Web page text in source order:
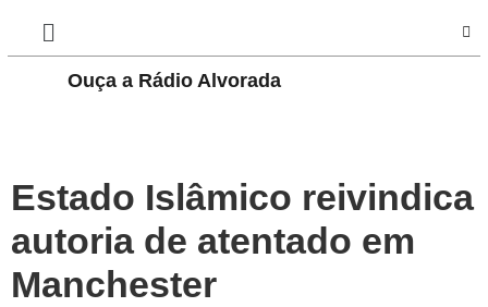
Ouça a Rádio Alvorada
Estado Islâmico reivindica
autoria de atentado em
Manchester